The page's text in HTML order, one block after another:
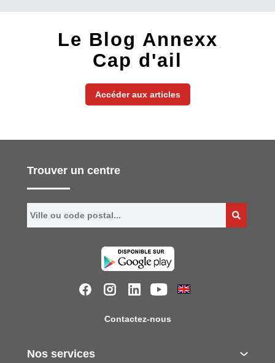
Le Blog Annexx
Cap d'ail
Accéder aux articles
Nos services
Trouver un centre
Contactez-nous